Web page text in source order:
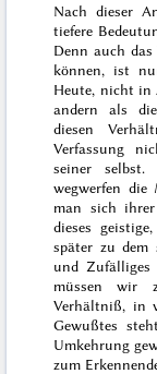
Nach dieser
tiefere
Denn auch
können, ist
Heute, nicht in
andern als
diesen
Verfassung
seiner
wegwerfen
man sich
dieses
später zu dem
und Zufälliges
müssen wir
Verhältniß, in
Gewußtes
Umkehrung
zum